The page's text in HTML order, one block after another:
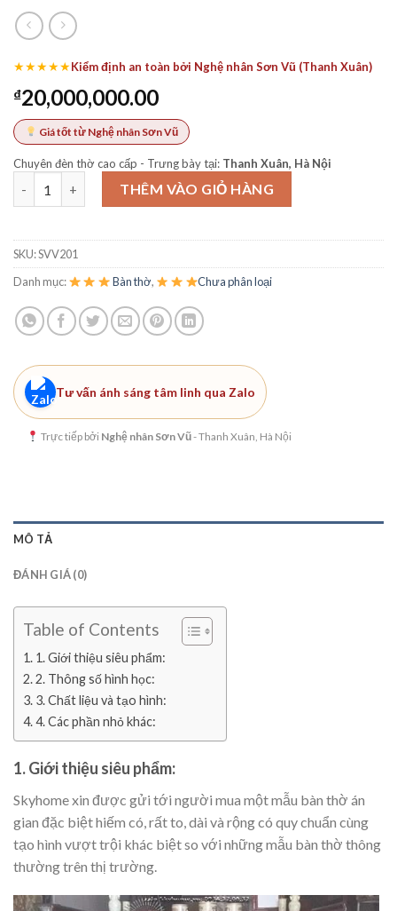
★★★★★Kiểm định an toàn bởi Nghệ nhân Sơn Vũ (Thanh Xuân)
₫20,000,000.00
Giá tốt từ Nghệ nhân Sơn Vũ
Chuyên đèn thờ cao cấp - Trưng bày tại: Thanh Xuân, Hà Nội
Bàn thờ án gian đặc biệt số lượng
THÊM VÀO GIỎ HÀNG
SKU:SVV201
Danh mục:
Bàn thờ, Chưa phân loại
Tư vấn ánh sáng tâm linh qua Zalo
Trực tiếp bởi Nghệ nhân Sơn Vũ- Thanh Xuân, Hà Nội
MÔ TẢ
ĐÁNH GIÁ (0)
Table of Contents
1. Giới thiệu siêu phẩm:
2. Thông số hình học:
3. Chất liệu và tạo hình:
4. Các phần nhỏ khác:
1. Giới thiệu siêu phẩm:
Skyhome xin được gửi tới người mua một mẫu bàn thờ án
gian đặc biệt hiếm có, rất to, dài và rộng có quy chuẩn cùng
tạo hình vượt trội khác biệt so với những mẫu bàn thờ thông
thường trên thị trường.